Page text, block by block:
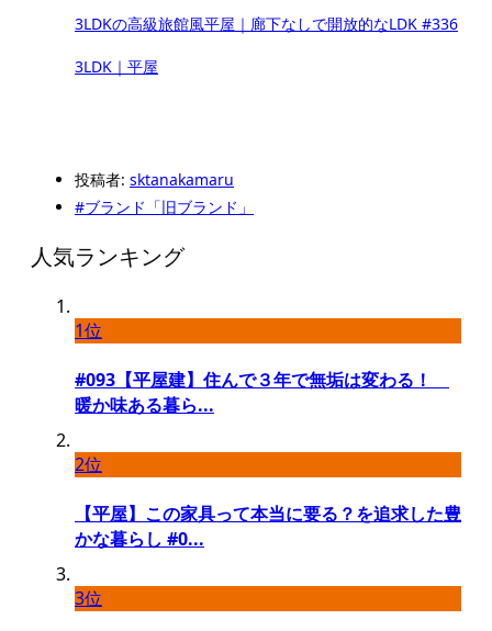
3LDKの高級旅館風平屋｜廊下なしで開放的なLDK #336
3LDK｜平屋
投稿者: sktanakamaru
#ブランド「旧ブランド」
人気ランキング
1位
#093【平屋建】住んで３年で無垢は変わる！
暖か味ある暮ら...
2位
【平屋】この家具って本当に要る？を追求した豊
かな暮らし #0...
3位